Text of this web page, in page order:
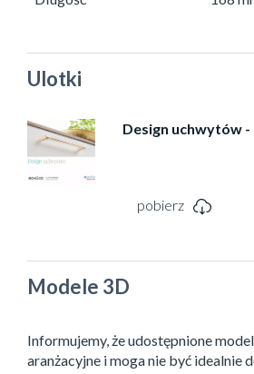
Ulotki
Design uchwytów
pobierz
Modele 3D
Informujemy, że udostępnione
aranżacyjne i moga nie być idealnie